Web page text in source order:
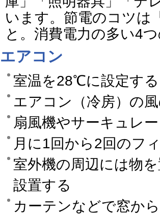
います。節電のコツは
と。消費電力の多い4
エアコン
室温を28℃に設定する
エアコン（冷房）の
扇風機やサーキュレ
月に1回から2回のフ
室外機の周辺には物
設置する
カーテンなどで窓か